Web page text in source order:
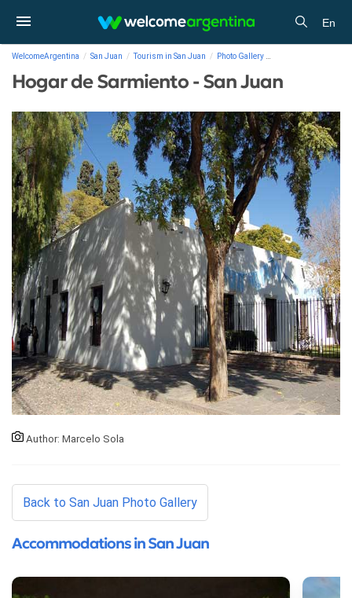
En
WelcomeArgentina San Juan Tourism in San Juan Photo Gallery
Hogar de Sarmiento - San Juan
Author: Marcelo Sola
Back to San Juan Photo Gallery
Accommodations in San Juan